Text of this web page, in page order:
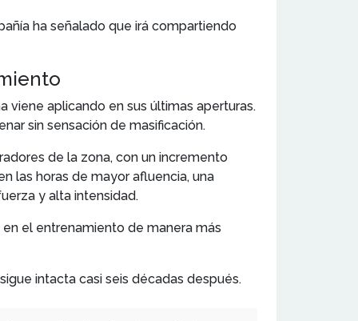
ha señalado que irá compartiendo
viene aplicando en sus últimas aperturas.
sin sensación de masificación.
de la zona, con un incremento
las horas de mayor afluencia, una
y alta intensidad.
el entrenamiento de manera más
intacta casi seis décadas después.